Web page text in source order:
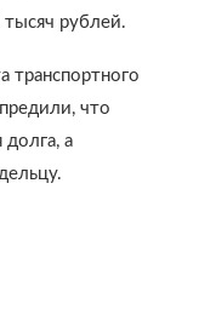
рублей.
транспортного
что
а